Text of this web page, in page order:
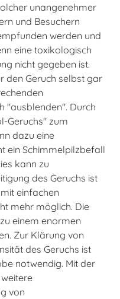
unangenehmer
und Besuchern
werden und
eine toxikologisch
nicht gegeben ist.
den Geruch selbst gar
"ausblenden". Durch
Geruchs" zum
dazu eine
ein Schimmelpilzbefall
kann zu
des Geruchs ist
einfachen
mehr möglich. Die
einem enormen
Zur Klärung von
des Geruchs ist
notwendig. Mit der
von